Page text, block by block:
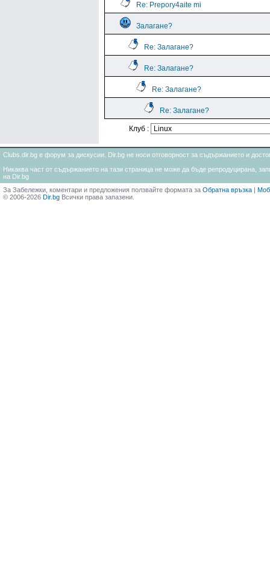
Re: Prepory4aite mi
Залагане?
Re: Залагане?
Re: Залагане?
Re: Залагане?
Re: Залагане?
Клуб :
Clubs.dir.bg е форум за дискусии. Dir.bg не носи отговорност за съдържанието и
Никаква част от съдържанието на тази страница не може да бъде репродуцирана,
на Dir.bg
За Забележки, коментари и предложения ползвайте формата за Обратна връзка |
© 2006-2026 Dir.bg Всички права запазени.